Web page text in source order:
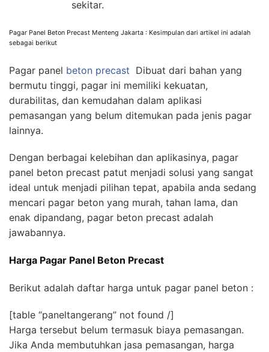
sekitar.
Pagar Panel Beton Precast Menteng Jakarta : Kesimpulan dari artikel ini adalah
sebagai berikut
Pagar panel beton precast Dibuat dari bahan yang
bermutu tinggi, pagar ini memiliki kekuatan,
durabilitas, dan kemudahan dalam aplikasi
pemasangan yang belum ditemukan pada jenis pagar
lainnya.
Dengan berbagai kelebihan dan aplikasinya, pagar
panel beton precast patut menjadi solusi yang sangat
ideal untuk menjadi pilihan tepat, apabila anda sedang
mencari pagar beton yang murah, tahan lama, dan
enak dipandang, pagar beton precast adalah
jawabannya.
Harga Pagar Panel Beton Precast
Berikut adalah daftar harga untuk pagar panel beton :
[table “paneltangerang” not found /]
Harga tersebut belum termasuk biaya pemasangan.
Jika Anda membutuhkan jasa pemasangan, harga